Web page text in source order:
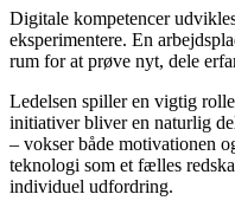
Digitale kompetencer
eksperimentere. En
rum for at prøve nyt, dele
Ledelsen spiller en vigtig
initiativer bliver en naturlig
– vokser både motivationen
teknologi som et fælles
individuel udfordring.